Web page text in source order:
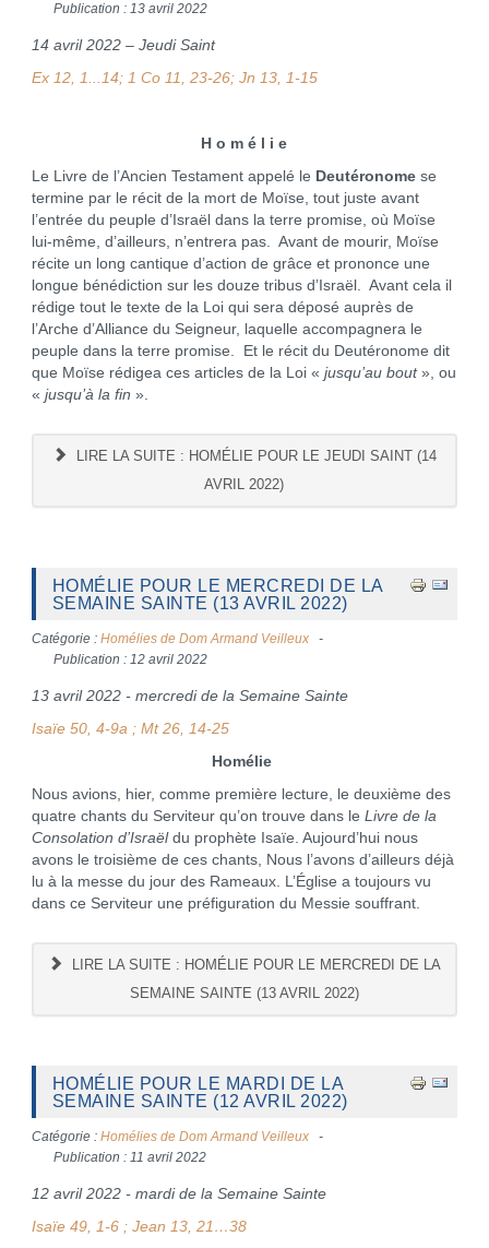
Publication : 13 avril 2022
14 avril 2022 – Jeudi Saint
Ex 12, 1...14; 1 Co 11, 23-26; Jn 13, 1-15
H o m é l i e
Le Livre de l’Ancien Testament appelé le Deutéronomese
termine par le récit de la mort de Moïse, tout juste avant
l’entrée du peuple d’Israël dans la terre promise, où Moïse
lui-même, d’ailleurs, n’entrera pas. Avant de mourir, Moïse
récite un long cantique d’action de grâce et prononce une
longue bénédiction sur les douze tribus d’Israël. Avant cela il
rédige tout le texte de la Loi qui sera déposé auprès de
l’Arche d’Alliance du Seigneur, laquelle accompagnera le
peuple dans la terre promise. Et le récit du Deutéronome dit
que Moïse rédigea ces articles de la Loi « jusqu’au bout», ou
« jusqu’à la fin ».
LIRE LA SUITE : HOMÉLIE POUR LE JEUDI SAINT (14
AVRIL 2022)
HOMÉLIE POUR LE MERCREDI DE LA
SEMAINE SAINTE (13 AVRIL 2022)
Catégorie : Homélies de Dom Armand Veilleux
Publication : 12 avril 2022
13 avril 2022 - mercredi de la Semaine Sainte
Isaïe 50, 4-9a ; Mt 26, 14-25
Homélie
Nous avions, hier, comme première lecture, le deuxième des
quatre chants du Serviteur qu’on trouve dans le Livre de la
Consolation d’Israël du prophète Isaïe. Aujourd’hui nous
avons le troisième de ces chants, Nous l’avons d’ailleurs déjà
lu à la messe du jour des Rameaux. L’Église a toujours vu
dans ce Serviteur une préfiguration du Messie souffrant.
LIRE LA SUITE : HOMÉLIE POUR LE MERCREDI DE LA
SEMAINE SAINTE (13 AVRIL 2022)
HOMÉLIE POUR LE MARDI DE LA
SEMAINE SAINTE (12 AVRIL 2022)
Catégorie : Homélies de Dom Armand Veilleux
Publication : 11 avril 2022
12 avril 2022 - mardi de la Semaine Sainte
Isaïe 49, 1-6 ; Jean 13, 21…38